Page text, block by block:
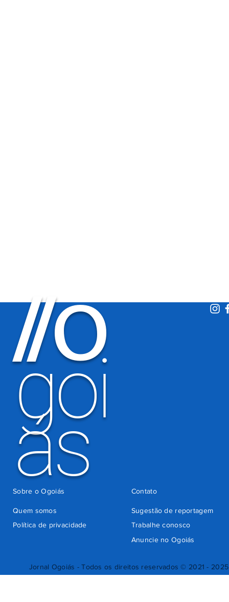
Jornal Ogoiás - Todos os direitos reservados © 2021 - 2025
//O
goi
ás
Quem somos
Sugestão de reportagem
Trabalhe conosco
Política de privacidade
Anuncie no Ogoiás
Contato
Sobre o Ogoiás